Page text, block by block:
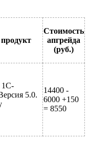
Стоимость
апгрейда
(руб.)
1C-
5.0.
14400 -
6000 +150
= 8550